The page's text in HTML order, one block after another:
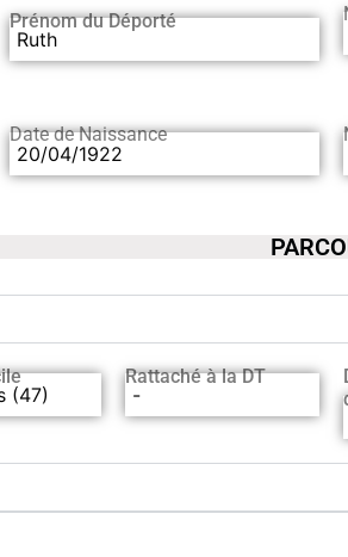
Prénom du Déporté
Ruth
Date de Naissance
20/04/1922
(47)
Rattaché à la DT
-